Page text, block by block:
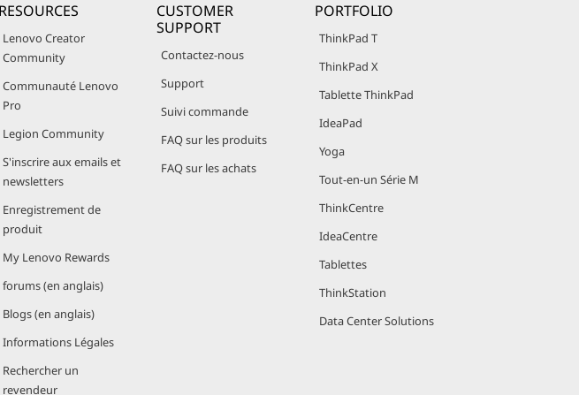
RESOURCES
Lenovo Creator
Community
Communauté Lenovo
Pro
Legion Community
S'inscrire aux emails et
newsletters
Enregistrement de
produit
My Lenovo Rewards
forums (en anglais)
Blogs (en anglais)
Informations Légales
Rechercher un
revendeur
CUSTOMER
SUPPORT
Contactez-nous
Support
Suivi commande
FAQ sur les produits
FAQ sur les achats
PORTFOLIO
ThinkPad T
ThinkPad X
Tablette ThinkPad
IdeaPad
Yoga
Tout-en-un Série M
ThinkCentre
IdeaCentre
Tablettes
ThinkStation
Data Center Solutions